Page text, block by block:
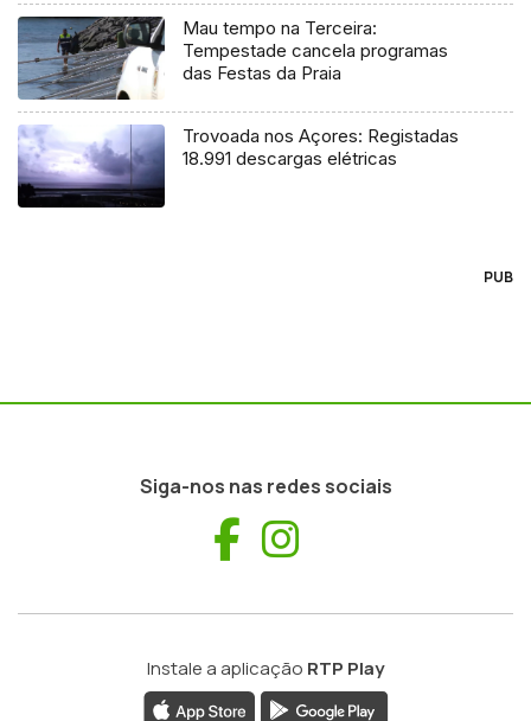
Mau tempo na Terceira:
Tempestade cancela programas
das Festas da Praia
Trovoada nos Açores: Registadas
18.991 descargas elétricas
PUB
Siga-nos nas redes sociais
Facebook
Instale a aplicação RTP Play